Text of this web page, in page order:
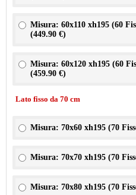
Misura: 60x110 xh195 (60
(449.90 €)
Misura: 60x120 xh195 (60
(459.90 €)
Lato fisso da 70 cm
Misura: 70x60 xh195 (70
Misura: 70x70 xh195 (70
Misura: 70x80 xh195 (70